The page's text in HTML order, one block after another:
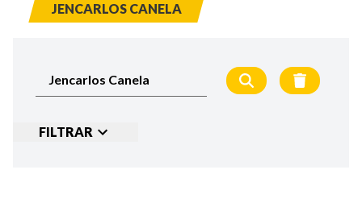
JENCARLOS CANELA
FILTRAR